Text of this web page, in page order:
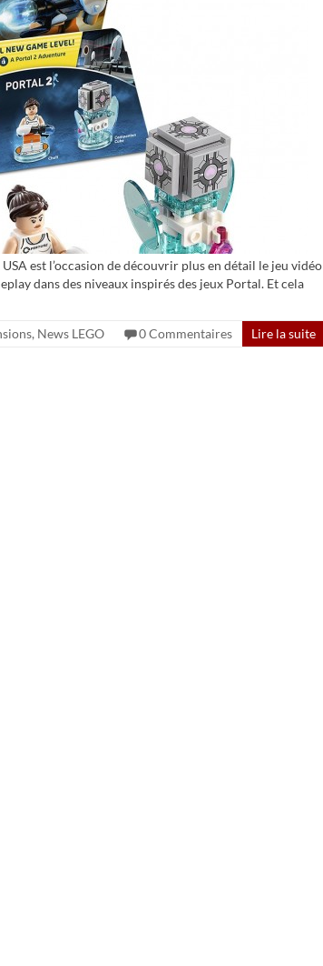
est l’occasion de découvrir plus en détail le jeu vidéo
dans des niveaux inspirés des jeux Portal. Et cela
, News LEGO 0 Commentaires Lire la suite